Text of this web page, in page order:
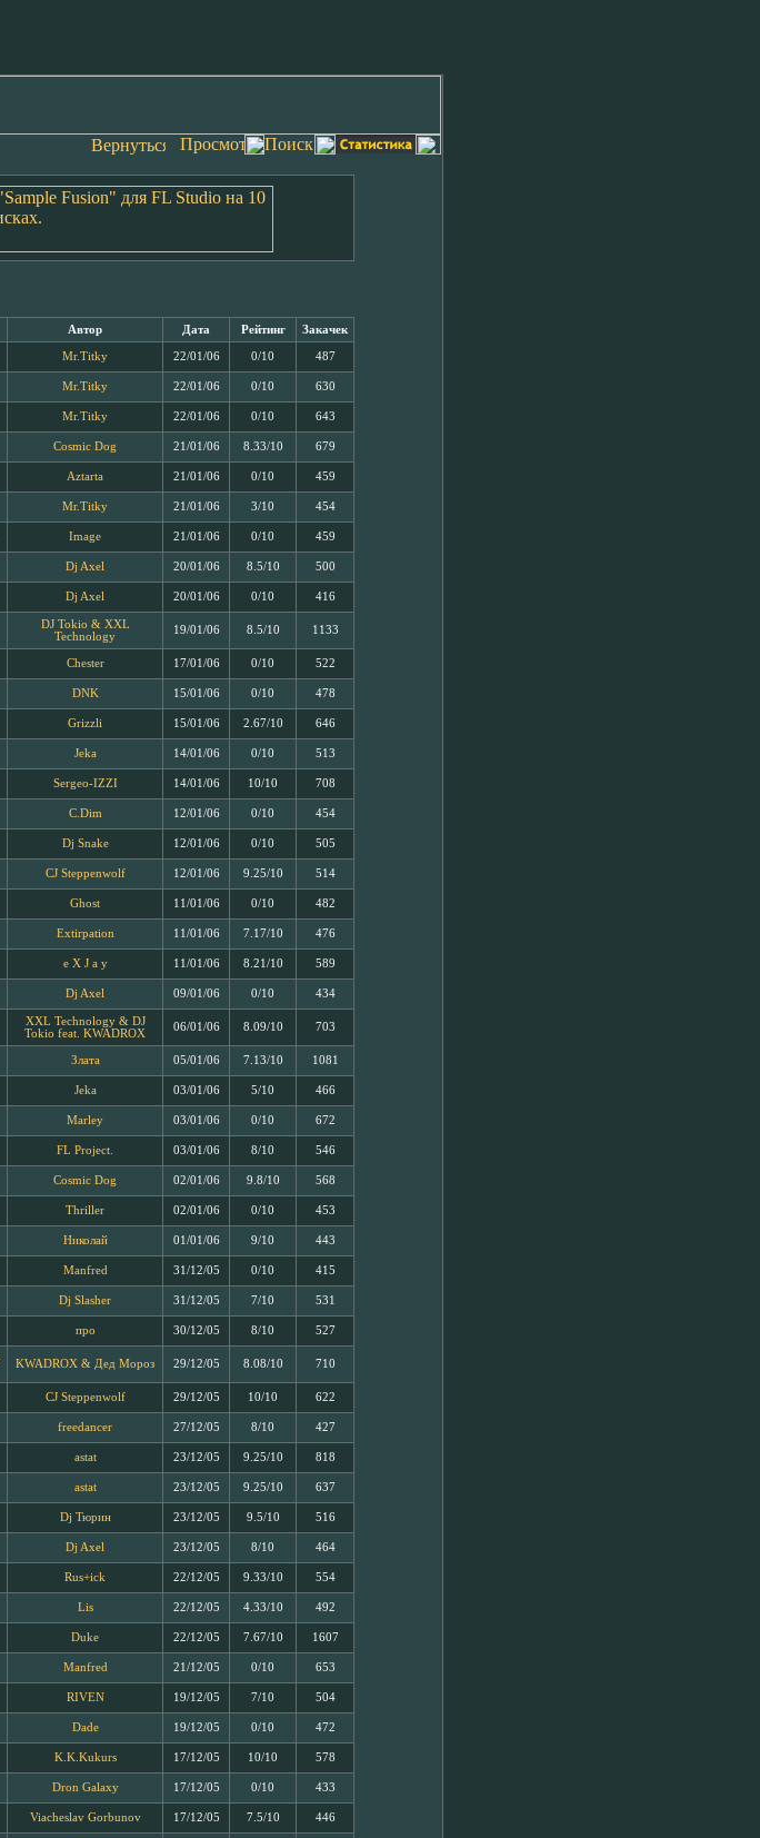
Автор Дата Рейтинг Закачек
Mr.Titky 22/01/06 0/10 487
Mr.Titky 22/01/06 0/10 630
Mr.Titky 22/01/06 0/10 643
Cosmic Dog 21/01/06 8.33/10 679
Aztarta 21/01/06 0/10 459
Mr.Titky 21/01/06 3/10 454
Image 21/01/06 0/10 459
Dj Axel 20/01/06 8.5/10 500
Dj Axel 20/01/06 0/10 416
DJ Tokio & XXL
Technology
19/01/06 8.5/10 1133
Chester 17/01/06 0/10 522
DNK 15/01/06 0/10 478
Grizzli 15/01/06 2.67/10 646
Jeka 14/01/06 0/10 513
Sergeo-IZZI 14/01/06 10/10 708
C.Dim 12/01/06 0/10 454
Dj Snake 12/01/06 0/10 505
CJ Steppenwolf 12/01/06 9.25/10 514
Ghost 11/01/06 0/10 482
Extirpation 11/01/06 7.17/10 476
e X J a y 11/01/06 8.21/10 589
Dj Axel 09/01/06 0/10 434
XXL Technology & DJ
Tokio feat. KWADROX
06/01/06 8.09/10 703
Злата 05/01/06 7.13/10 1081
Jeka 03/01/06 5/10 466
Marley 03/01/06 0/10 672
FL Project. 03/01/06 8/10 546
Cosmic Dog 02/01/06 9.8/10 568
Thriller 02/01/06 0/10 453
Николай 01/01/06 9/10 443
Manfred 31/12/05 0/10 415
Dj Slasher 31/12/05 7/10 531
про 30/12/05 8/10 527
KWADROX & Дед Мороз 29/12/05 8.08/10 710
CJ Steppenwolf 29/12/05 10/10 622
freedancer 27/12/05 8/10 427
astat 23/12/05 9.25/10 818
astat 23/12/05 9.25/10 637
Dj Тюрин 23/12/05 9.5/10 516
Dj Axel 23/12/05 8/10 464
Rus+ick 22/12/05 9.33/10 554
Lis 22/12/05 4.33/10 492
Duke 22/12/05 7.67/10 1607
Manfred 21/12/05 0/10 653
RIVEN 19/12/05 7/10 504
Dade 19/12/05 0/10 472
K.K.Kukurs 17/12/05 10/10 578
Dron Galaxy 17/12/05 0/10 433
Viacheslav Gorbunov 17/12/05 7.5/10 446